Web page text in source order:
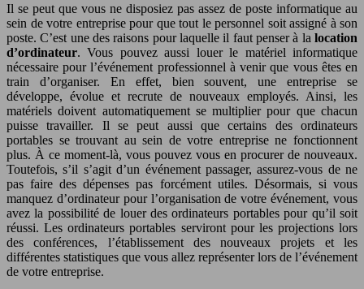
Il se peut que vous ne disposiez pas assez de poste informatique au
sein de votre entreprise pour que tout le personnel soit assigné à son
poste. C’est une des raisons pour laquelle il faut penser à la location
d’ordinateur. Vous pouvez aussi louer le matériel informatique
nécessaire pour l’événement professionnel à venir que vous êtes en
train d’organiser. En effet, bien souvent, une entreprise se
développe, évolue et recrute de nouveaux employés. Ainsi, les
matériels doivent automatiquement se multiplier pour que chacun
puisse travailler. Il se peut aussi que certains des ordinateurs
portables se trouvant au sein de votre entreprise ne fonctionnent
plus. À ce moment-là, vous pouvez vous en procurer de nouveaux.
Toutefois, s’il s’agit d’un événement passager, assurez-vous de ne
pas faire des dépenses pas forcément utiles. Désormais, si vous
manquez d’ordinateur pour l’organisation de votre événement, vous
avez la possibilité de louer des ordinateurs portables pour qu’il soit
réussi. Les ordinateurs portables serviront pour les projections lors
des conférences, l’établissement des nouveaux projets et les
différentes statistiques que vous allez représenter lors de l’événement
de votre entreprise.